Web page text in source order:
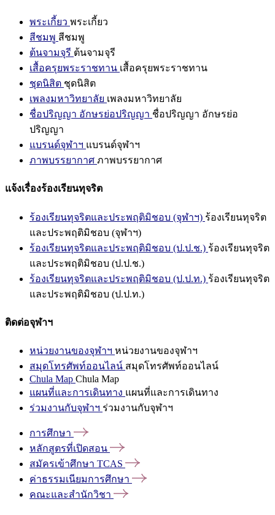
พระเกี้ยว พระเกี้ยว
สีชมพู สีชมพู
ต้นจามจุรี ต้นจามจุรี
เสื้อครุยพระราชทาน เสื้อครุยพระราชทาน
ชุดนิสิต ชุดนิสิต
เพลงมหาวิทยาลัย เพลงมหาวิทยาลัย
ชื่อปริญญา อักษรย่อปริญญา ชื่อปริญญา อักษรย่อ
ปริญญา
แบรนด์จุฬาฯ แบรนด์จุฬาฯ
ภาพบรรยากาศ ภาพบรรยากาศ
แจ้งเรื่องร้องเรียนทุจริต
ร้องเรียนทุจริตและประพฤติมิชอบ (จุฬาฯ) ร้องเรียนทุจริต
และประพฤติมิชอบ (จุฬาฯ)
ร้องเรียนทุจริตและประพฤติมิชอบ (ป.ป.ช.) ร้องเรียนทุจริต
และประพฤติมิชอบ (ป.ป.ช.)
ร้องเรียนทุจริตและประพฤติมิชอบ (ป.ป.ท.) ร้องเรียนทุจริต
และประพฤติมิชอบ (ป.ป.ท.)
ติดต่อจุฬาฯ
หน่วยงานของจุฬาฯ หน่วยงานของจุฬาฯ
สมุดโทรศัพท์ออนไลน์ สมุดโทรศัพท์ออนไลน์
Chula Map Chula Map
แผนที่และการเดินทาง แผนที่และการเดินทาง
ร่วมงานกับจุฬาฯ ร่วมงานกับจุฬาฯ
การศึกษา
หลักสูตรที่เปิดสอน
สมัครเข้าศึกษา TCAS
ค่าธรรมเนียมการศึกษา
คณะและสำนักวิชา